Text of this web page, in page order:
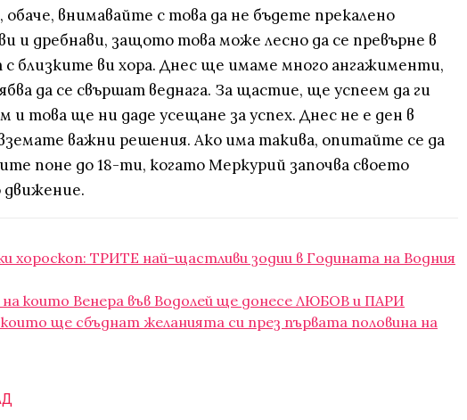
обаче, внимавайте с това да не бъдете прекалено
и дребнави, защото това може лесно да се превърне в
близките ви хора. Днес ще имаме много ангажименти,
да се свършат веднага. За щастие, ще успеем да ги
и това ще ни даде усещане за успех. Днес не е ден в
важни решения. Ако има такива, опитайте се да
поне до 18-ти, когато Меркурий започва своето
хороскоп: ТРИТЕ най-щастливи зодии в Годината на Водния
на които Венера във Водолей ще донесе ЛЮБОВ и ПАРИ
които ще сбъднат желанията си през първата половина на